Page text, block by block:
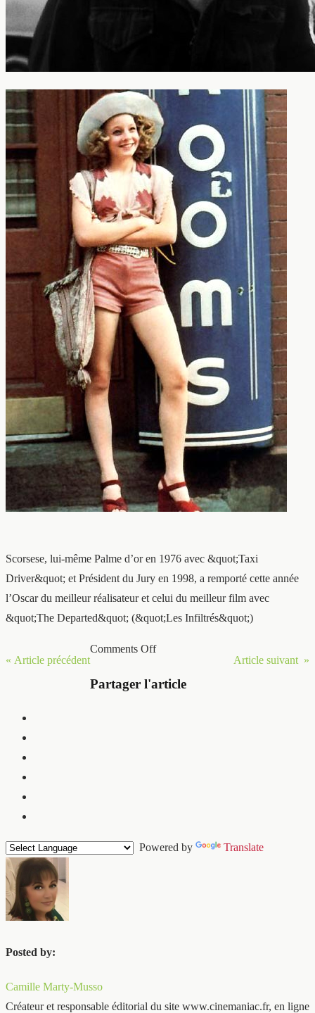
Scorsese, lui-même Palme d’or en 1976 avec &quot;Taxi
Driver&quot; et Président du Jury en 1998, a remporté cette année
l’Oscar du meilleur réalisateur et celui du meilleur film avec
&quot;The Departed&quot; (&quot;Les Infiltrés&quot;)
« Article précédent Article suivant »
Comments Off
Partager l'article
Powered by Translate
Posted by:
Camille Marty-Musso
Créateur et responsable éditorial du site www.cinemaniac.fr, en ligne